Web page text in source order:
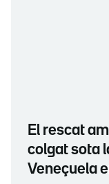
El rescat
colgat sota
Veneçuela